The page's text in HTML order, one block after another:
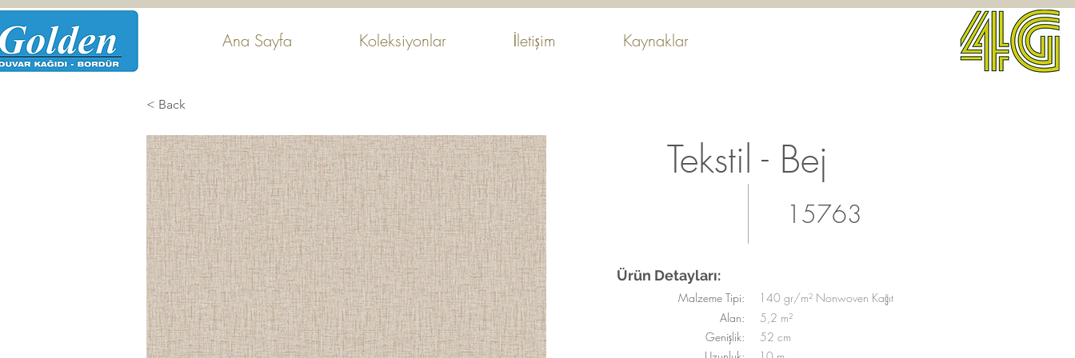
Ana Sayfa Koleksiyonlar İletişim Kaynaklar
< Back
Malzeme Tipi:
Tekstil - Bej
15763
140 gr/m² Nonwoven Kağıt
Ürün Detayları:
Alan:
Genişlik:
5,2 m²
52 cm